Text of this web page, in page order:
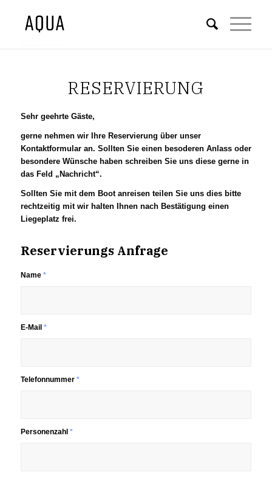
RESERVIERUNG
Sehr geehrte Gäste,
gerne nehmen wir Ihre Reservierung über unser
Kontaktformular an. Sollten Sie einen besoderen Anlass oder
besondere Wünsche haben schreiben Sie uns diese gerne in
das Feld „Nachricht“.
Sollten Sie mit dem Boot anreisen teilen Sie uns dies bitte
rechtzeitig mit wir halten Ihnen nach Bestätigung einen
Liegeplatz frei.
Reservierungs Anfrage
Name *
E-Mail *
Telefonnummer *
Personenzahl *